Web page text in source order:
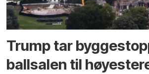
Trump tar
ballsalen til